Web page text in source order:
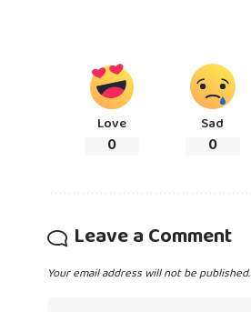
Love
0
Sad
0
Leave a Comment
Your email address will not be published.